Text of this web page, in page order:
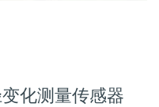
化测量传感器